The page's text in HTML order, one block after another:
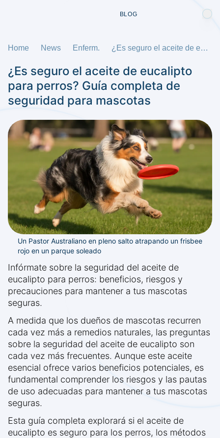
BLOG
Home News Enferm. ¿Es seguro el aceite de eucalipto para perros? Guía completa de seguridad para mascotas
¿Es seguro el aceite de eucalipto
para perros? Guía completa de
seguridad para mascotas
Un Pastor Australiano en pleno salto atrapando un frisbee
rojo en un parque soleado
Infórmate sobre la seguridad del aceite de
eucalipto para perros: beneficios, riesgos y
precauciones para mantener a tus mascotas
seguras.
A medida que los dueños de mascotas recurren
cada vez más a remedios naturales, las preguntas
sobre la seguridad del aceite de eucalipto son
cada vez más frecuentes. Aunque este aceite
esencial ofrece varios beneficios potenciales, es
fundamental comprender los riesgos y las pautas
de uso adecuadas para mantener a tus mascotas
seguras.
Esta guía completa explorará si el aceite de
eucalipto es seguro para los perros, los métodos